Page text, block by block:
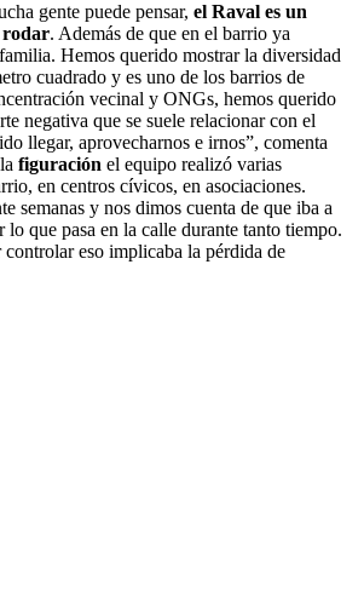
gente puede pensar, el Raval es un
rodar. Además de que en el barrio ya
Hemos querido mostrar la diversidad
cuadrado y es uno de los barrios de
vecinal y ONGs, hemos querido
negativa que se suele relacionar con el
llegar, aprovecharnos e irnos”, comenta
figuración el equipo realizó varias
en centros cívicos, en asociaciones.
semanas y nos dimos cuenta de que iba a
que pasa en la calle durante tanto tiempo.
eso implicaba la pérdida de